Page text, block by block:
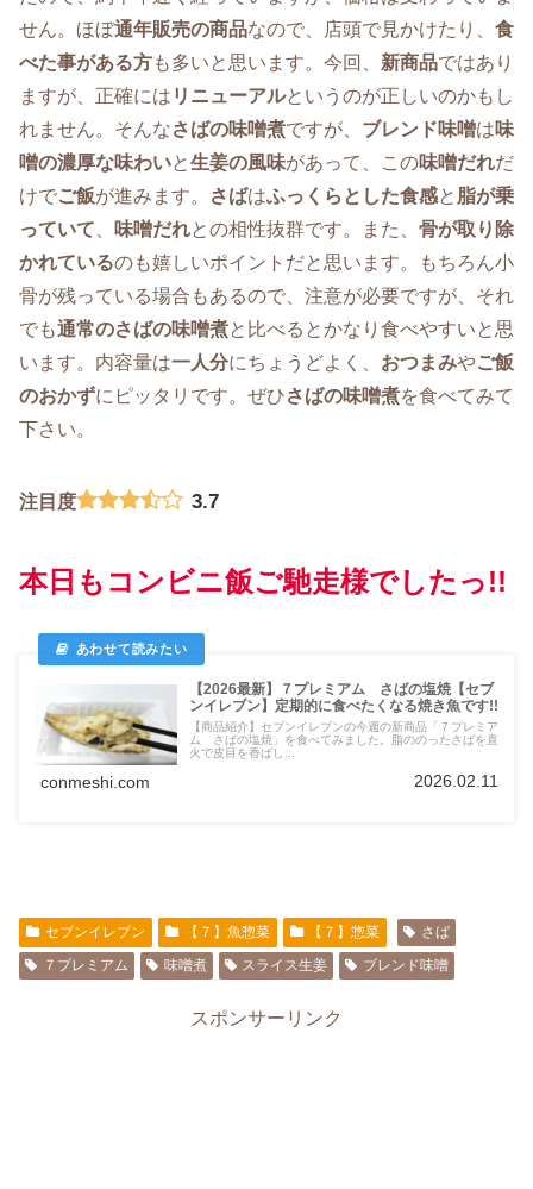
せん。ほぼ通年販売の商品なので、店頭で見かけたり、 食
べた事がある方も多いと思います。今回、 新商品ではあり
ますが、正確には リニューアルというのが正しいのかもし
れません。そんなさばの味噌煮ですが、 ブレンド味噌は味
噌の濃厚な味わいと生姜の風味があって、この味噌だれだ
けでご飯が進みます。 さばはふっくらとした食感と 脂が乗
っていて
味噌だれとの相性抜群です。また、 骨が取り除
かれているのも嬉しいポイントだと思います。もちろん小
骨が残っている場合もあるので、注意が必要ですが、それ
でも通常のさばの味噌煮と比べるとかなり食べやすいと思
います。内容量は一人分にちょうどよく、 おつまみやご飯
のおかずにピッタリです。ぜひさばの味噌煮を食べてみて
下さい。
注目度 3.7
本日もコンビニ飯ご馳走様でしたっ!!
【2026最新】７プレミアム さばの塩焼【セブ
ンイレブン】定期的に食べたくなる焼き魚です!!
【商品紹介】セブンイレブンの今週の新商品「７プレミア
ム さばの塩焼」を食べてみました。脂ののったさばを直
火で皮目を香ばし...
conmeshi.com 2026.02.11
セブンイレブン 【７】魚惣菜 【７】惣菜
さば
７プレミアム
味噌煮 スライス生姜 ブレンド味噌
スポンサーリンク